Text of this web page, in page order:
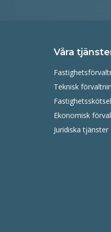
Våra
Teknisk
Fastighetsskötsel
Ekonomisk
Juridiska tjänster